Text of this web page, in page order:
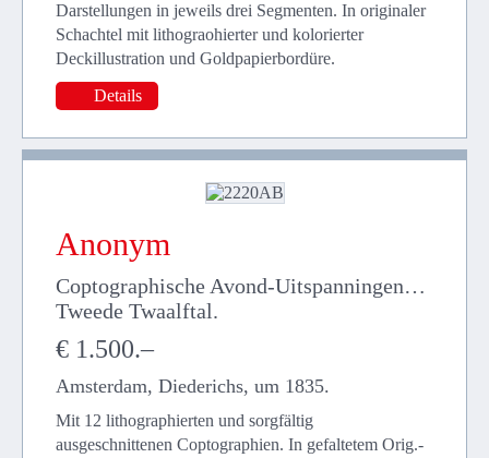
Darstellungen in jeweils drei Segmenten. In originaler
Schachtel mit lithograohierter und kolorierter
Deckillustration und Goldpapierbordüre.
Details
Anonym
Coptographische Avond-Uitspanningen…
Tweede Twaalftal.
€ 1.500.–
Amsterdam, Diederichs, um 1835.
Mit 12 lithographierten und sorgfältig
ausgeschnittenen Coptographien. In gefaltetem Orig.-